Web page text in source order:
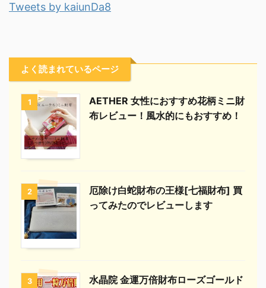
Tweets by kaiunDa8
よく読まれているページ
1
AETHER 女性におすすめ花柄ミニ財
布レビュー！風水的にもおすすめ！
2
厄除け白蛇財布の王様[七福財布] 買
ってみたのでレビューします
3
水晶院 金運万倍財布ローズゴールド